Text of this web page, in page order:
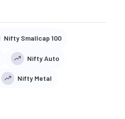
Nifty Smallcap 100
Nifty Auto
Nifty Metal